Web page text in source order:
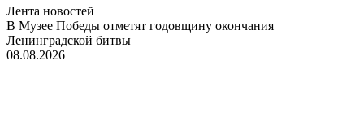
Лента новостей
В Музее Победы отметят годовщину окончания
Ленинградской битвы
08.08.2026